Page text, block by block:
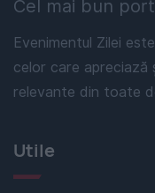
Cel mai bun
Evenimentul Zilei
celor care
relevante din toate
Utile